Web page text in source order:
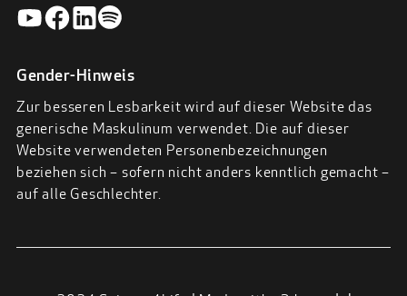
Gender-Hinweis
Zur besseren Lesbarkeit wird auf dieser Website das
generische Maskulinum verwendet. Die auf dieser
Website verwendeten Personenbezeichnungen
beziehen sich – sofern nicht anders kenntlich gemacht –
auf alle Geschlechter.